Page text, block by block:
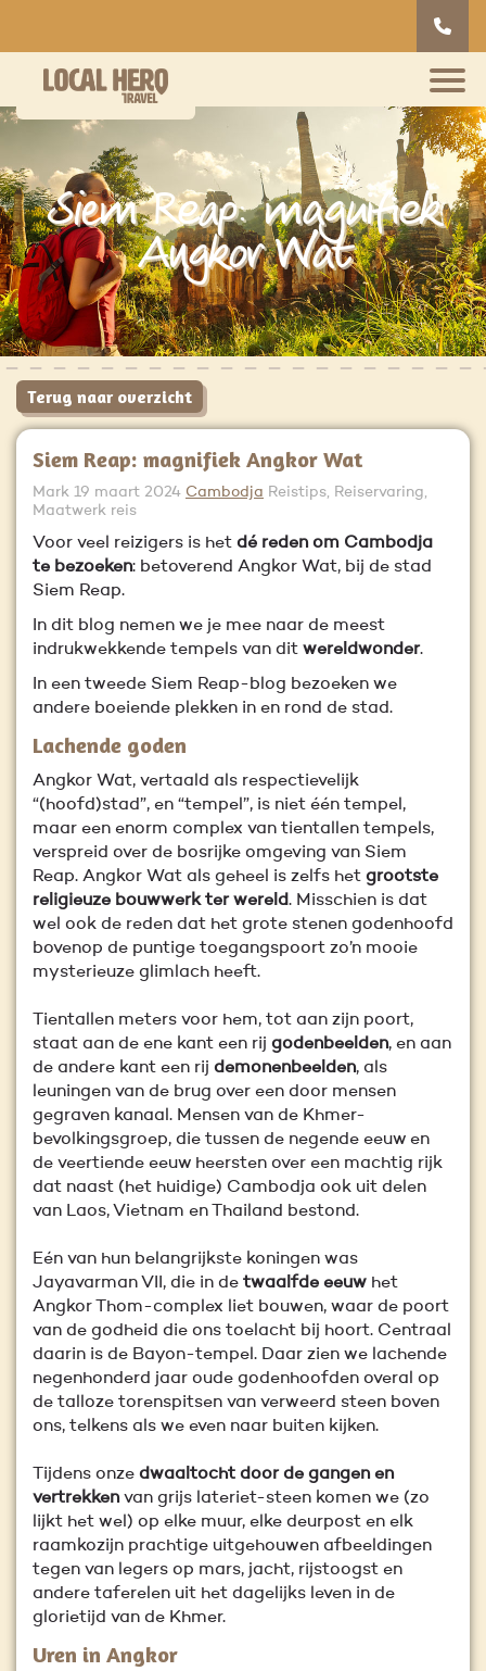
Siem Reap: magnifiek
Angkor Wat
Siem Reap: magnifiek Angkor Wat
Mark 19 maart 2024 Cambodja Reistips, Reiservaring,
Maatwerk reis
Voor veel reizigers is het dé reden om Cambodja
te bezoeken: betoverend Angkor Wat, bij de stad
Siem Reap.
In dit blog nemen we je mee naar de meest
indrukwekkende tempels van dit wereldwonder.
In een tweede Siem Reap-blog bezoeken we
andere boeiende plekken in en rond de stad.
Lachende goden
Angkor Wat, vertaald als respectievelijk
“(hoofd)stad”, en “tempel”, is niet één tempel,
maar een enorm complex van tientallen tempels,
verspreid over de bosrijke omgeving van Siem
Reap. Angkor Wat als geheel is zelfs het grootste
religieuze bouwwerk ter wereld. Misschien is dat
wel ook de reden dat het grote stenen godenhoofd
bovenop de puntige toegangspoort zo’n mooie
mysterieuze glimlach heeft.
Tientallen meters voor hem, tot aan zijn poort,
staat aan de ene kant een rij godenbeelden, en aan
de andere kant een rij demonenbeelden, als
leuningen van de brug over een door mensen
gegraven kanaal. Mensen van de Khmer-
bevolkingsgroep, die tussen de negende eeuw en
de veertiende eeuw heersten over een machtig rijk
dat naast (het huidige) Cambodja ook uit delen
van Laos, Vietnam en Thailand bestond.
Eén van hun belangrijkste koningen was
Jayavarman VII, die in de twaalfde eeuw het
Angkor Thom-complex liet bouwen, waar de poort
van de godheid die ons toelacht bij hoort. Centraal
daarin is de Bayon-tempel. Daar zien we lachende
negenhonderd jaar oude godenhoofden overal op
de talloze torenspitsen van verweerd steen boven
ons, telkens als we even naar buiten kijken.
Tijdens onze dwaaltocht door de gangen en
vertrekkenvan grijs lateriet-steen komen we (zo
lijkt het wel) op elke muur, elke deurpost en elk
raamkozijn prachtige uitgehouwen afbeeldingen
tegen van legers op mars, jacht, rijstoogst en
andere taferelen uit het dagelijks leven in de
glorietijd van de Khmer.
Uren in Angkor
Terug naar overzicht